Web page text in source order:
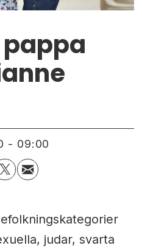
- 09:00
judar, svarta